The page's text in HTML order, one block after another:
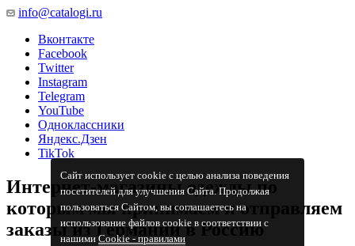
Сайт использует cookie с целью анализа поведения
посетителей для улучшения Сайта. Продолжая
пользоваться Сайтом, вы соглашаетесь на
использование файлов cookie в соответствии с
нашимиCookiе - правилами
info@catalogi.ru
Вконтакте
Facebook
Twitter
Instagram
Telegram
YouTube
Одноклассники
Яндекс.Дзен
TikTok
Интернет-магазины одежды по
которым мы принимаем и отправляем
заказы из Германии в Россию